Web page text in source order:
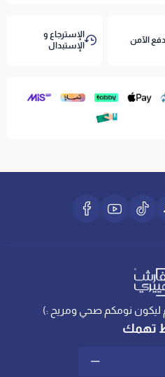
الآمن
الإسترجاع و
الإستبدال
ليكون نومكم صحي ومريح :)
تهمك